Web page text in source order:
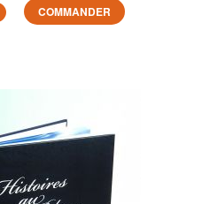
COMMANDER